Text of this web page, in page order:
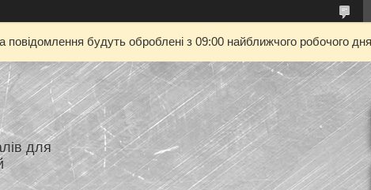
повідомлення будуть оброблені з 09:00 найближчого робочого
для